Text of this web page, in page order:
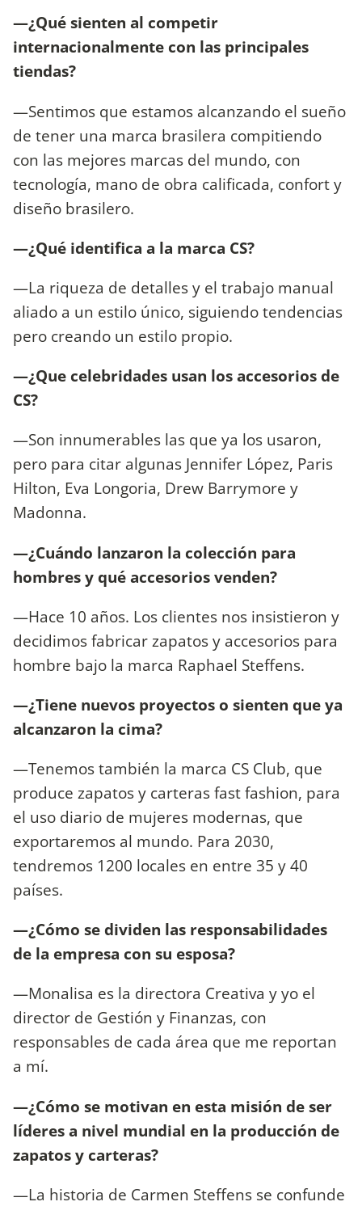
—¿Qué sienten al competir
internacionalmente con las principales
tiendas?
—Sentimos que estamos alcanzando el sueño
de tener una marca brasilera compitiendo
con las mejores marcas del mundo, con
tecnología, mano de obra calificada, confort y
diseño brasilero.
—¿Qué identifica a la marca CS?
—La riqueza de detalles y el trabajo manual
aliado a un estilo único, siguiendo tendencias
pero creando un estilo propio.
—¿Que celebridades usan los accesorios de
CS?
—Son innumerables las que ya los usaron,
pero para citar algunas Jennifer López, Paris
Hilton, Eva Longoria, Drew Barrymore y
Madonna.
—¿Cuándo lanzaron la colección para
hombres y qué accesorios venden?
—Hace 10 años. Los clientes nos insistieron y
decidimos fabricar zapatos y accesorios para
hombre bajo la marca Raphael Steffens.
—¿Tiene nuevos proyectos o sienten que ya
alcanzaron la cima?
—Tenemos también la marca CS Club, que
produce zapatos y carteras fast fashion, para
el uso diario de mujeres modernas, que
exportaremos al mundo. Para 2030,
tendremos 1200 locales en entre 35 y 40
países.
—¿Cómo se dividen las responsabilidades
de la empresa con su esposa?
—Monalisa es la directora Creativa y yo el
director de Gestión y Finanzas, con
responsables de cada área que me reportan
a mí.
—¿Cómo se motivan en esta misión de ser
líderes a nivel mundial en la producción de
zapatos y carteras?
—La historia de Carmen Steffens se confunde